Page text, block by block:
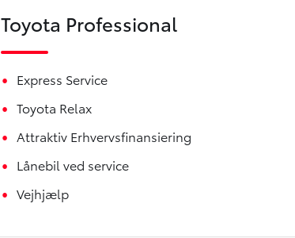
Toyota Professional
Express Service
Toyota Relax
Attraktiv Erhvervsfinansiering
Lånebil ved service
Vejhjælp